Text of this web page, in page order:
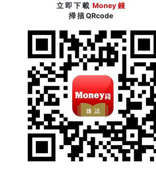
立 即 下 載 Money 錢
掃 描 QRcode